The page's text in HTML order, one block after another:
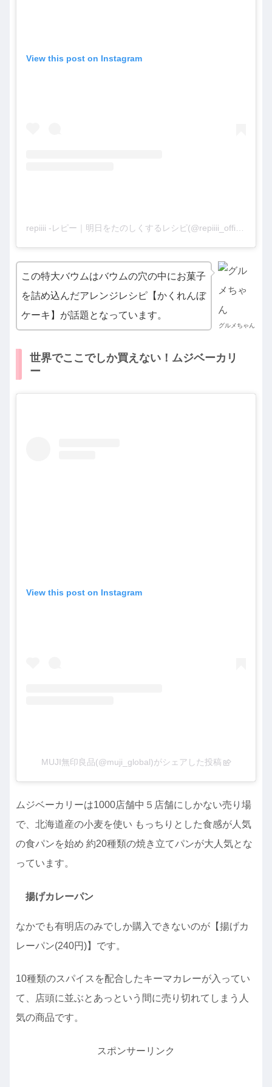
View this post on Instagram
グルメちゃん
この特大バウムはバウムの穴の中にお菓子
を詰め込んだアレンジレシピ【かくれんぼ
ケーキ】が話題となっています。
世界でここでしか買えない！ムジベーカリ
ー
View this post on Instagram
MUJI無印良品(@muji_global)がシェアした投稿
ムジベーカリーは1000店舗中５店舗にしかない売り場
で、北海道産の小麦を使い もっちりとした食感が人気
の食パンを始め 約20種類の焼き立てパンが大人気とな
っています。
揚げカレーパン
なかでも有明店のみでしか購入できないのが【揚げカ
レーパン(240円)】です。
10種類のスパイスを配合したキーマカレーが入ってい
て、店頭に並ぶとあっという間に売り切れてしまう人
気の商品です。
スポンサーリンク